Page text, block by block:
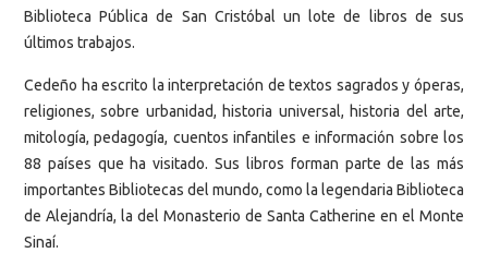
Biblioteca Pública de San Cristóbal un lote de libros de sus
últimos trabajos.
Cedeño ha escrito la interpretación de textos sagrados y óperas,
religiones, sobre urbanidad, historia universal, historia del arte,
mitología, pedagogía, cuentos infantiles e información sobre los
88 países que ha visitado. Sus libros forman parte de las más
importantes Bibliotecas del mundo, como la legendaria Biblioteca
de Alejandría, la del Monasterio de Santa Catherine en el Monte
Sinaí.